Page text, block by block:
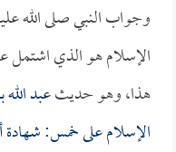
وجواب النبي صلى الله
الإسلام هو الذي اشتمل
هذا، وهو حديثعبد
الإسلام على خمس: شهادة